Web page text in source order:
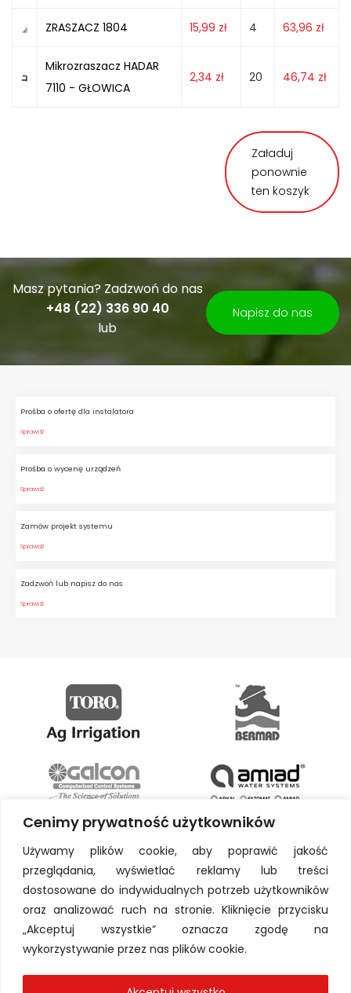
Cenimy prywatność użytkowników
Używamy plików cookie, aby poprawić jakość
przeglądania, wyświetlać reklamy lub treści
dostosowane do indywidualnych potrzeb użytkowników
oraz analizować ruch na stronie. Kliknięcie przycisku
„Akceptuj wszystkie” oznacza zgodę na
wykorzystywanie przez nas plików cookie.
ZRASZACZ 1804 15,99 zł 4 63,96 zł
Mikrozraszacz HADAR
7110 - GŁOWICA
2,34 zł 20 46,74 zł
Załaduj
ponownie
ten koszyk
Masz pytania? Zadzwoń do nas
+48 (22) 336 90 40
lub
Napisz do nas
Prośba o ofertę dla instalatora
Sprawdź
Prośba o wycenę urządzeń
Sprawdź
Zamów projekt systemu
Sprawdź
Zadzwoń lub napisz do nas
Sprawdź